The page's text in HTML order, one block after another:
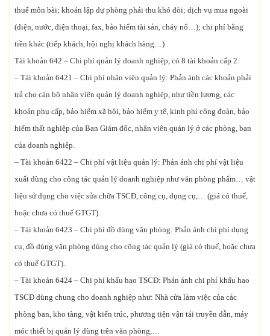
thuế môn bài; khoản lập dự phòng phải thu khó đòi; dịch vụ mua ngoài
(điện, nước, điện thoại, fax, bảo hiểm tài sản, cháy nổ…); chi phí bằng
tiền khác (tiếp khách, hội nghị khách hàng…) .
Tài khoản 642 – Chi phí quản lý doanh nghiệp, có 8 tài khoản cấp 2:
– Tài khoản 6421 – Chi phí nhân viên quản lý: Phản ánh các khoản phải
trả cho cán bộ nhân viên quản lý doanh nghiệp, như tiền lương, các
khoản phụ cấp, bảo hiểm xã hội, bảo hiểm y tế, kinh phí công đoàn, bảo
hiểm thất nghiệp của Ban Giám đốc, nhân viên quản lý ở các phòng, ban
của doanh nghiệp.
– Tài khoản 6422 – Chi phí vật liệu quản lý: Phản ánh chi phí vật liệu
xuất dùng cho công tác quản lý doanh nghiệp như văn phòng phẩm… vật
liệu sử dụng cho việc sửa chữa TSCĐ, công cụ, dụng cụ,… (giá có thuế,
hoặc chưa có thuế GTGT).
– Tài khoản 6423 – Chi phí đồ dùng văn phòng: Phản ánh chi phí dụng
cụ, đồ dùng văn phòng dùng cho công tác quản lý (giá có thuế, hoặc chưa
có thuế GTGT).
– Tài khoản 6424 – Chi phí khấu hao TSCĐ: Phản ánh chi phí khấu hao
TSCĐ dùng chung cho doanh nghiệp như: Nhà cửa làm việc của các
phòng ban, kho tàng, vật kiến trúc, phương tiện vận tải truyền dẫn, máy
móc thiết bị quản lý dùng trên văn phòng,…